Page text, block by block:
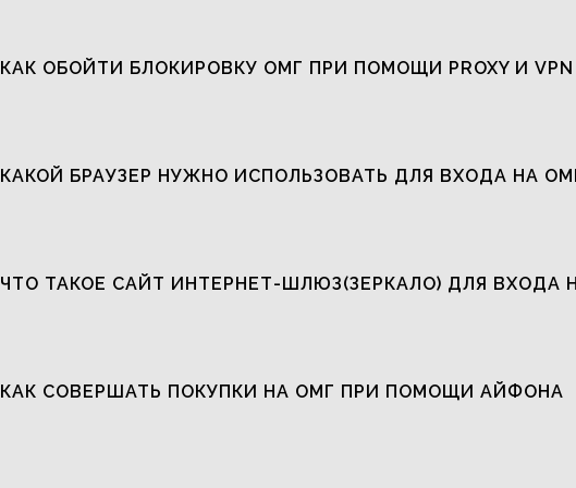
КАК ОБОЙТИ БЛОКИРОВКУ ОМГ ПРИ ПОМОЩИ PROXY И VPN
КАКОЙ БРАУЗЕР НУЖНО ИСПОЛЬЗОВАТЬ ДЛЯ ВХОДА НА
ЧТО ТАКОЕ САЙТ ИНТЕРНЕТ-ШЛЮЗ(ЗЕРКАЛО) ДЛЯ ВХОДА
КАК СОВЕРШАТЬ ПОКУПКИ НА ОМГ ПРИ ПОМОЩИ АЙФОНА